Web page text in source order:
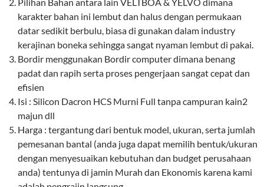
karakter bahan ini lembut dan halus dengan permukaan
datar sedikit berbulu, biasa di gunakan dalam industry
kerajinan boneka sehingga sangat nyaman lembut di pakai.
Bordir menggunakan Bordir computer dimana benang
padat dan rapih serta proses pengerjaan sangat cepat dan
efisien
Isi : Silicon Dacron HCS Murni Full tanpa campuran kain2
majun dll
Harga : tergantung dari bentuk model, ukuran, serta jumlah
pemesanan bantal (anda juga dapat memilih bentuk/ukuran
dengan menyesuaikan kebutuhan dan budget perusahaan
anda) tentunya di jamin Murah dan Ekonomis karena kami